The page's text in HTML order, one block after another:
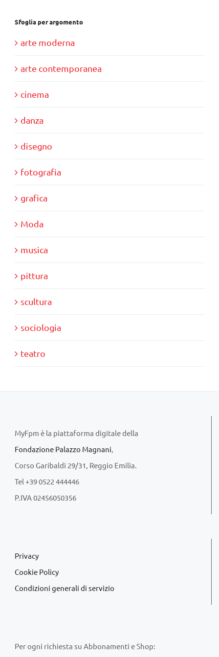
Sfoglia per argomento
arte moderna
arte contemporanea
cinema
danza
disegno
fotografia
grafica
Moda
musica
pittura
scultura
sociologia
teatro
MyFpm è la piattaforma digitale della
Fondazione Palazzo Magnani,
Corso Garibaldi 29/31, Reggio Emilia.
Tel +39 0522 444446
P.IVA 02456050356
Privacy
Cookie Policy
Condizioni generali di servizio
Per ogni richiesta su Abbonamenti e Shop: